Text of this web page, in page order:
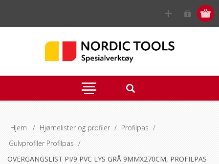
Hjem / Hjørnelister og profiler / Profilpas /
Gulvprofiler Profilpas /
OVERGANGSLIST PI/9 PVC LYS GRÅ 9MMX270CM, PROFILPAS